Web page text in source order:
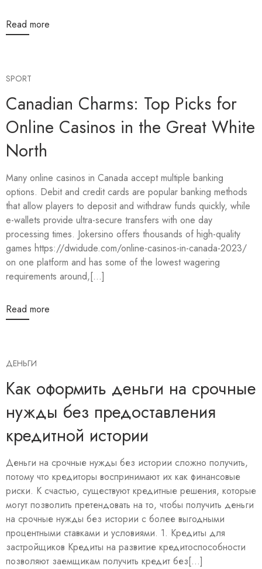
Read more
SPORT
Canadian Charms: Top Picks for
Online Casinos in the Great White
North
Many online casinos in Canada accept multiple banking
options. Debit and credit cards are popular banking methods
that allow players to deposit and withdraw funds quickly, while
e-wallets provide ultra-secure transfers with one day
processing times. Jokersino offers thousands of high-quality
games https://dwidude.com/online-casinos-in-canada-2023/
on one platform and has some of the lowest wagering
requirements around,[...]
Read more
ДЕНЬГИ
Как оформить деньги на срочные
нужды без предоставления
кредитной истории
Деньги на срочные нужды без истории сложно получить,
потому что кредиторы воспринимают их как финансовые
риски. К счастью, существуют кредитные решения, которые
могут позволить претендовать на то, чтобы получить деньги
на срочные нужды без истории с более выгодными
процентными ставками и условиями. 1. Кредиты для
застройщиков Кредиты на развитие кредитоспособности
позволяют заемщикам получить кредит без[...]